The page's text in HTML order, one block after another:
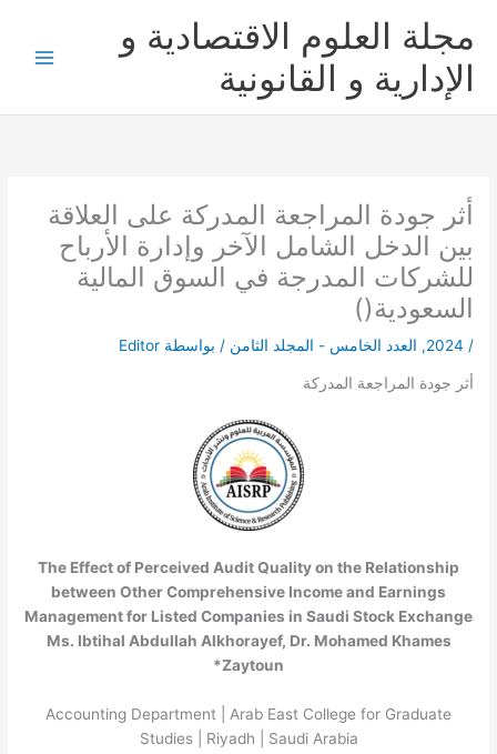
المحتوى
مجلة العلوم الاقتصادية و
الإدارية و القانونية
أثر جودة المراجعة المدركة على العلاقة
بين الدخل الشامل الآخر وإدارة الأرباح
للشركات المدرجة في السوق المالية
السعودية()
/
2024
, العدد الخامس - المجلد الثامن / بواسطة Editor
أثر جودة المراجعة المدركة
The Effect of Perceived Audit Quality on the Relationship
between Other Comprehensive Income and Earnings
Management for Listed Companies in Saudi Stock Exchange
Ms. Ibtihal Abdullah Alkhorayef, Dr. Mohamed Khames
Zaytoun*
Accounting Department | Arab East College for Graduate
Studies | Riyadh | Saudi Arabia